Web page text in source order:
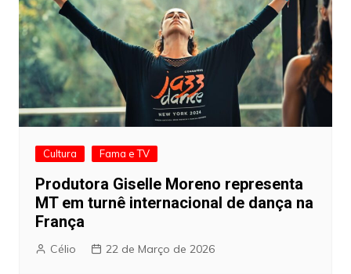
Cultura Fama e TV
Produtora Giselle Moreno representa
MT em turnê internacional de dança na
França
Célio 22 de Março de 2026